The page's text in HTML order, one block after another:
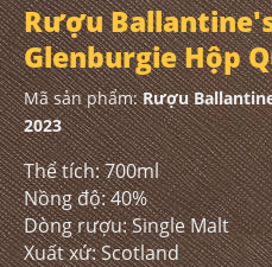
Rượu
Glenburgie Hộp
Mã sản phẩm:Rượu
2023
Thể tích: 700ml
Nồng độ: 40%
Dòng rượu: Single Malt
Xuất xứ: Scotland